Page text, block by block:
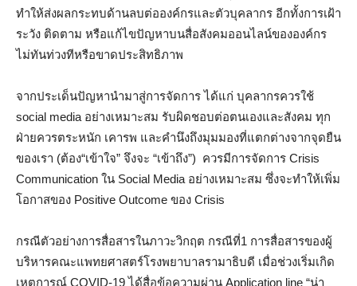
ทำให้ส่งผลกระทบด้านลบต่อองค์กรและตัวบุคลากร อีกทั้งการเฝ้า
ระวัง ติดตาม หรือแก้ไขปัญหาบนสื่อสังคมออนไลน์ขององค์กร
ไม่ทันท่วงทีหรือขาดประสิทธิภาพ
จากประเด็นปัญหานำมาสู่การจัดการ ได้แก่ บุคลากรควรใช้
social media อย่างเหมาะสม รับผิดชอบต่อตนเองและสังคม ทุก
ฝ่ายควรตระหนัก เคารพ และคำนึงถึงมุมมองที่แตกต่างจากจุดยืน
ของเรา (ต้อง“เข้าใจ” จึงจะ “เข้าถึง”) ควรมีการจัดการ Crisis
Communication ใน Social Media อย่างเหมาะสม ซึ่งจะทำให้เพิ่ม
โอกาสของ Positive Outcome ของ Crisis
กรณีตัวอย่างการสื่อสารในภาวะวิกฤต กรณีที่1 การสื่อสารของผู้
บริหารคณะแพทยศาสตร์โรงพยาบาลรามาธิบดี เมื่อช่วงเริ่มเกิด
เหตุการณ์ COVID-19 ได้สื่อข้อความผ่าน Application line “น่า